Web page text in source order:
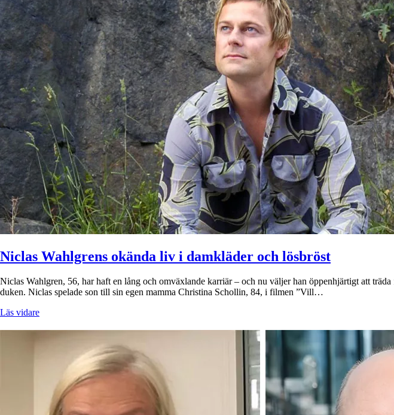
Niclas Wahlgrens okända liv i damkläder och lösbröst
Niclas Wahlgren, 56, har haft en lång och omväxlande karriär – och nu väljer han öppenhjärtigt att
duken. Niclas spelade son till sin egen mamma Christina Schollin, 84, i filmen ”Vill…
Läs vidare